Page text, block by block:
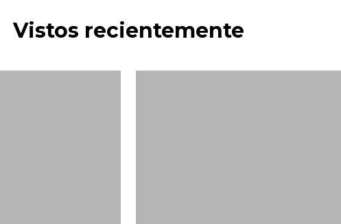
Vistos recientemente